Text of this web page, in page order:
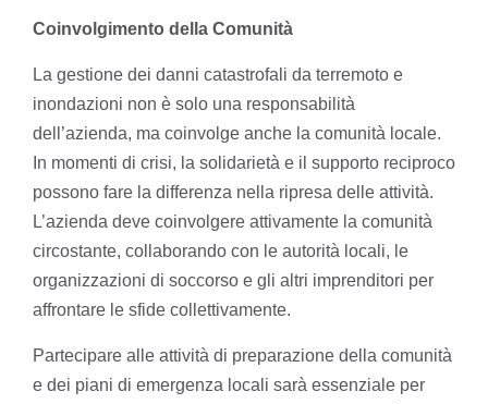
Coinvolgimento della Comunità
La gestione dei danni catastrofali da terremoto e
inondazioni non è solo una responsabilità
dell’azienda, ma coinvolge anche la comunità locale.
In momenti di crisi, la solidarietà e il supporto reciproco
possono fare la differenza nella ripresa delle attività.
L’azienda deve coinvolgere attivamente la comunità
circostante, collaborando con le autorità locali, le
organizzazioni di soccorso e gli altri imprenditori per
affrontare le sfide collettivamente.
Partecipare alle attività di preparazione della comunità
e dei piani di emergenza locali sarà essenziale per